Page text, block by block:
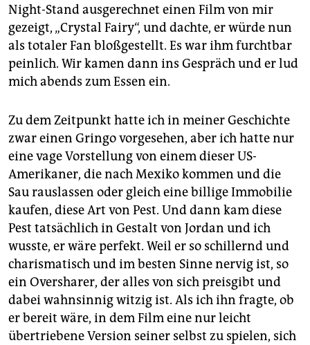
Night-Stand ausgerechnet einen Film von mir
gezeigt, „Crystal Fairy“, und dachte, er würde nun
als totaler Fan bloßgestellt. Es war ihm furchtbar
peinlich. Wir kamen dann ins Gespräch und er lud
mich abends zum Essen ein.
Zu dem Zeitpunkt hatte ich in meiner Geschichte
zwar einen Gringo vorgesehen, aber ich hatte nur
eine vage Vorstellung von einem dieser US-
Amerikaner, die nach Mexiko kommen und die
Sau rauslassen oder gleich eine billige Immobilie
kaufen, diese Art von Pest. Und dann kam diese
Pest tatsächlich in Gestalt von Jordan und ich
wusste, er wäre perfekt. Weil er so schillernd und
charismatisch und im besten Sinne nervig ist, so
ein Oversharer, der alles von sich preisgibt und
dabei wahnsinnig witzig ist. Als ich ihn fragte, ob
er bereit wäre, in dem Film eine nur leicht
übertriebene Version seiner selbst zu spielen, sich